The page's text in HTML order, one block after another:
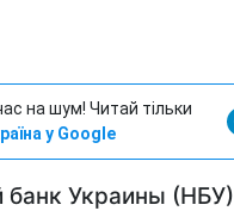
на шум! Читай тільки
у Google
банк Украины (НБУ)